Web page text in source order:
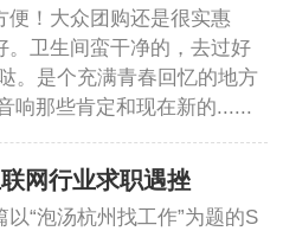
！大众团购还是很实惠
。卫生间蛮干净的，去过好
。是个充满青春回忆的地方
响那些肯定和现在新的......
网行业求职遇挫
泡汤杭州找工作”为题的S